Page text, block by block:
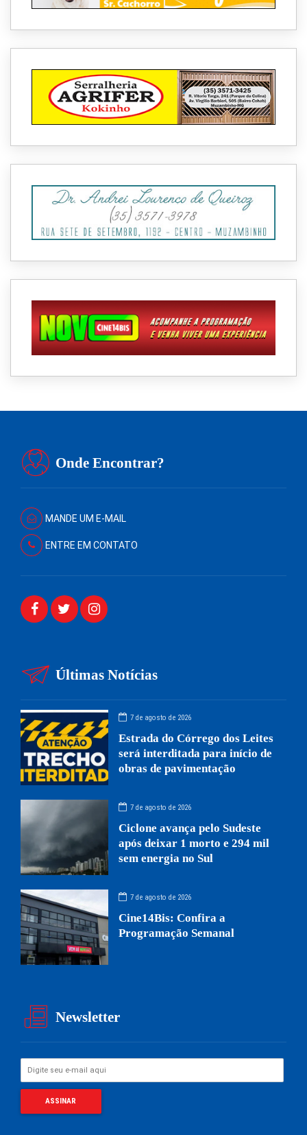
Onde Encontrar?
MANDE UM E-MAIL
ENTRE EM CONTATO
Últimas Notícias
7 de agosto de 2026
Estrada do Córrego dos Leites
será interditada para início de
obras de pavimentação
7 de agosto de 2026
Ciclone avança pelo Sudeste
após deixar 1 morto e 294 mil
sem energia no Sul
7 de agosto de 2026
Cine14Bis: Confira a
Programação Semanal
Newsletter